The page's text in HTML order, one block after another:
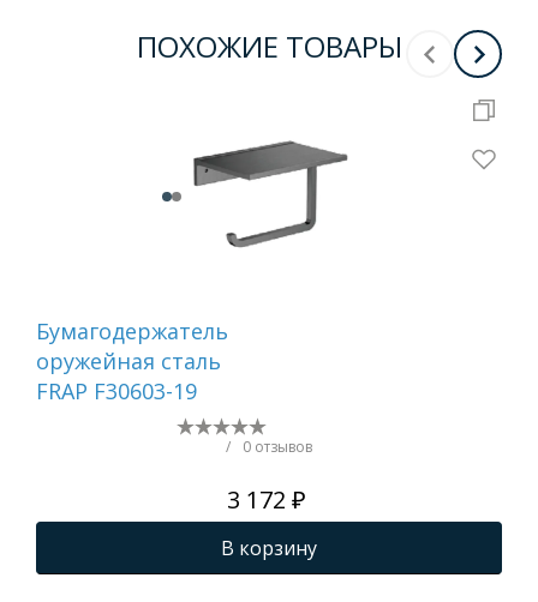
ПОХОЖИЕ ТОВАРЫ
Бумагодержатель
оружейная сталь
FRAP F30603-19
/ 0 отзывов
3 172 ₽
В корзину